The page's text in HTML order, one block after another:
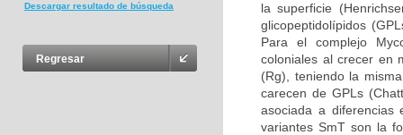
Descargar resultado de búsqueda
Regresar
la superficie
glicopeptidolípidos
Para el complejo
coloniales al crecer en
(Rg), teniendo la
carecen de GPLs
asociada a diferencias
variantes SmT son la